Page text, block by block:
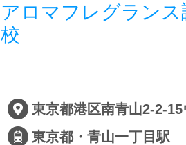
アロマフレグランス
校
東京都港区南青山2-2-
東京都・青山一丁目駅